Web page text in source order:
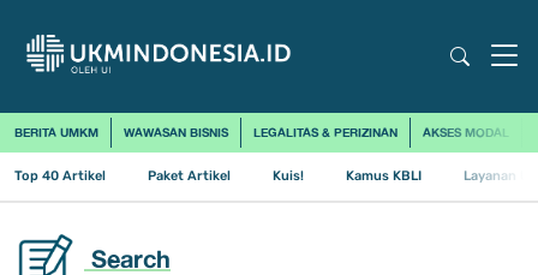
BERITA UMKM WAWASAN BISNIS LEGALITAS & PERIZINAN AKSES MODAL
Top 40 Artikel Paket Artikel Kuis! Kamus KBLI Layanan
Search